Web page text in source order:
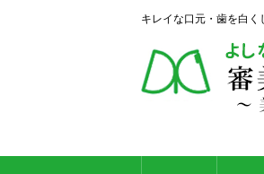
キレイな口元・歯を白